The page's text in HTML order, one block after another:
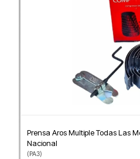
Prensa Aros Multiple Todas Las
Nacional
(PA3)